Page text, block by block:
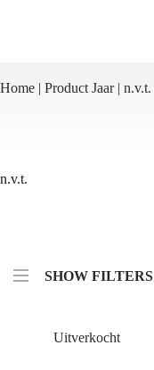
Home | Product Jaar | n.v.t.
n.v.t.
SHOW FILTERS
Uitverkocht